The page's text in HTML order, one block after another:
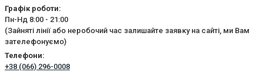
Графік роботи:
Пн-Нд 8:00 - 21:00
(Зайняті лінії або неробочий час залишайте заявку на сайті, ми Вам
зателефонуємо)
Телефони:
+38 (066) 296-0008